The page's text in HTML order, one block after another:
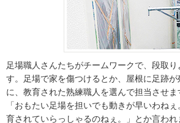
足場職人さんたちがチームワークで、段取
す。足場で家を傷つけるとか、屋根に足跡が
に、教育された熟練職人を選んで担当させま
「おもたい足場を担いでも動きが早いわね
育されていらっしゃるのねぇ。」とか言われ